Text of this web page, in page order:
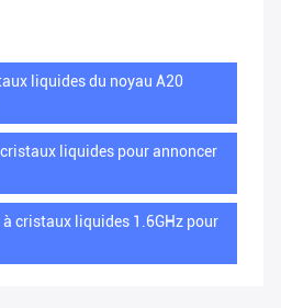
liquides du noyau A20
liquides pour annoncer
cristaux liquides 1.6GHz pour